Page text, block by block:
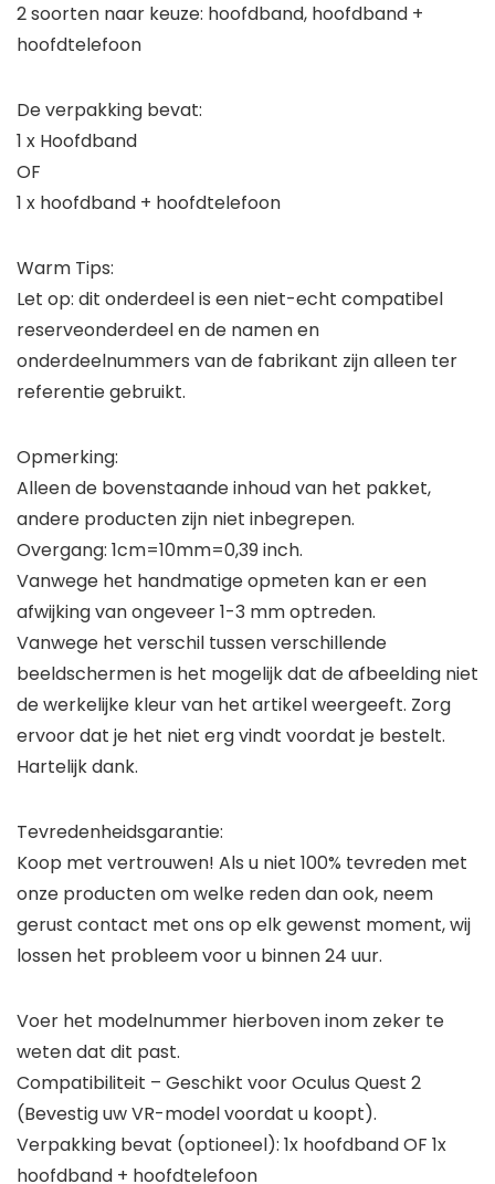
2 soorten naar keuze: hoofdband, hoofdband +
hoofdtelefoon
De verpakking bevat:
1 x Hoofdband
OF
1 x hoofdband + hoofdtelefoon
Warm Tips:
Let op: dit onderdeel is een niet-echt compatibel
reserveonderdeel en de namen en
onderdeelnummers van de fabrikant zijn alleen ter
referentie gebruikt.
Opmerking:
Alleen de bovenstaande inhoud van het pakket,
andere producten zijn niet inbegrepen.
Overgang: 1cm=10mm=0,39 inch.
Vanwege het handmatige opmeten kan er een
afwijking van ongeveer 1-3 mm optreden.
Vanwege het verschil tussen verschillende
beeldschermen is het mogelijk dat de afbeelding niet
de werkelijke kleur van het artikel weergeeft. Zorg
ervoor dat je het niet erg vindt voordat je bestelt.
Hartelijk dank.
Tevredenheidsgarantie:
Koop met vertrouwen! Als u niet 100% tevreden met
onze producten om welke reden dan ook, neem
gerust contact met ons op elk gewenst moment, wij
lossen het probleem voor u binnen 24 uur.
Voer het modelnummer hierboven inom zeker te
weten dat dit past.
Compatibiliteit – Geschikt voor Oculus Quest 2
(Bevestig uw VR-model voordat u koopt).
Verpakking bevat (optioneel): 1x hoofdband OF 1x
hoofdband + hoofdtelefoon